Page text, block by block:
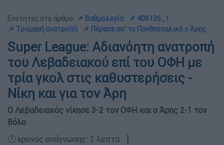
Ενότητες στο άρθρο: 📌 Βαθμολογία
📌 408126_1
📌 Τρομερή ανατροπή
📌 Πέρασε απ' το Πανθεσσαλικό ο Άρης
Super League: Αδιανόητη ανατροπή
του Λεβαδειακού επί του ΟΦΗ με
τρία γκολ στις καθυστερήσεις -
Νίκη και για τον Άρη
Ο Λεβαδειακός νίκησε 3-2 τον ΟΦΗ και ο Άρης 2-1 τον
Βόλο
🕛 χρόνος ανάγνωσης: 2 λεπτά ┋